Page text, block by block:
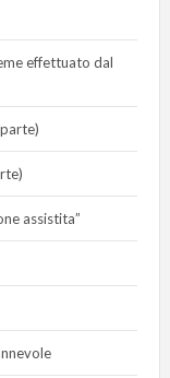
effettuato dal
assistita”